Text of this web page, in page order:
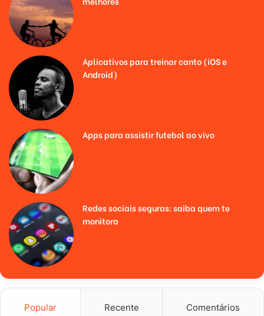
Aplicativos para treinar canto (iOS e
Android)
Apps para assistir futebol ao vivo
Redes sociais seguras: saiba quem te
monitora
Popular Recente Comentários